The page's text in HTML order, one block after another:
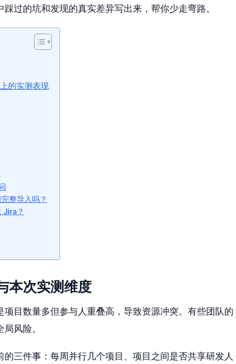
过的坑和发现的真实差异写出来，帮你少走弯路。
的实测表现
整导入吗？
Jira？
本次实测维度
目数量多但参与人重叠高，导致资源冲突。有些团队的
风险。
三件事：每周并行几个项目、项目之间是否共享研发人